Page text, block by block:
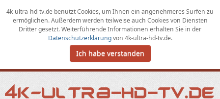
4k-ultra-hd-tv.de benutzt Cookies, umIhnen ein angenehmeres Surfen zu
ermöglichen.Außerdem werden teilweise auch Cookies von Diensten
Dritter gesetzt. Weiterführende Informationen erhalten Sie in der
Datenschutzerklärungvon 4k-ultra-hd-tv.de.
Ich habe verstanden